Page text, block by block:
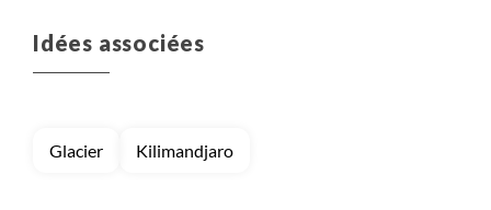
Voyage
Ngorongoro
Idées associées
Glacier Kilimandjaro